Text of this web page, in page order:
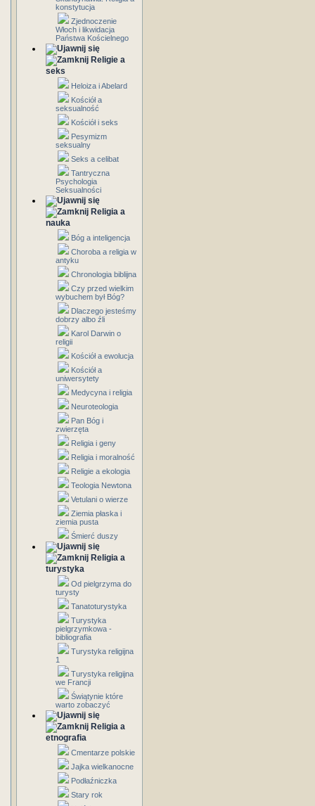
konstytucja
Zjednoczenie
Włoch i likwidacja
Państwa Kościelnego
Religie a
seks
Heloiza i Abelard
Kościół a
seksualność
Kościół i seks
Pesymizm
seksualny
Seks a celibat
Tantryczna
Psychologia
Seksualności
Religia a
nauka
Bóg a inteligencja
Choroba a religia w
antyku
Chronologia biblijna
Czy przed wielkim
wybuchem był Bóg?
Dlaczego jesteśmy
dobrzy albo źli
Karol Darwin o
religii
Kościół a ewolucja
Kościół a
uniwersytety
Medycyna i religia
Neuroteologia
Pan Bóg i
zwierzęta
Religia i geny
Religia i moralność
Religie a ekologia
Teologia Newtona
Vetulani o wierze
Ziemia płaska i
ziemia pusta
Śmierć duszy
Religia a
turystyka
Od pielgrzyma do
turysty
Tanatoturystyka
Turystyka
pielgrzymkowa -
bibliografia
Turystyka religijna
1
Turystyka religijna
we Francji
Świątynie które
warto zobaczyć
Religia a
etnografia
Cmentarze polskie
Jajka wielkanocne
Podłaźniczka
Stary rok